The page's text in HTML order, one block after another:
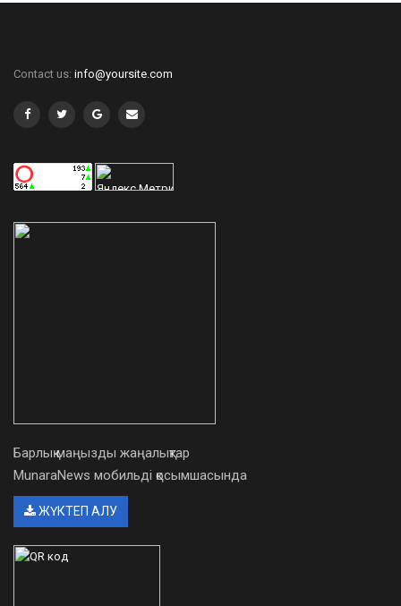
Contact us: info@yoursite.com
Барлық маңызды жаңалықтар
MunaraNews мобильді қосымшасында
ЖҮКТЕП АЛУ